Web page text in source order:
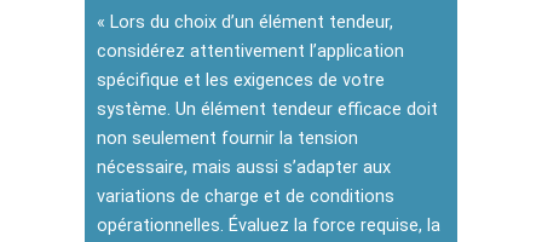
« Lors du choix d’un élément tendeur,
considérez attentivement l’application
spécifique et les exigences de votre
système. Un élément tendeur efficace doit
non seulement fournir la tension
nécessaire, mais aussi s’adapter aux
variations de charge et de conditions
opérationnelles. Évaluez la force requise, la